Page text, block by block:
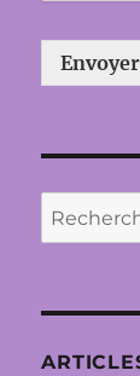
Envoyer
Recherche
pour :